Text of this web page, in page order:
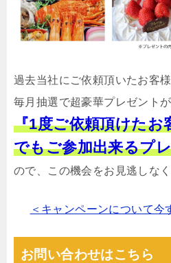
過去当社にご依頼頂いたお客
毎月抽選で超豪華プレゼント
『1度ご依頼頂けたお
でもご参加出来るプ
ので、この機会をお見逃しなく
＜キャンペーンについて今
お問い合わせはこちら